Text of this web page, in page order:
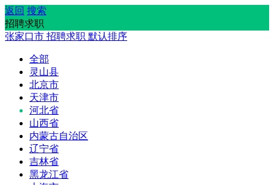
返回 搜索
招聘求职
张家口市 招聘求职 默认排序
全部
灵山县
北京市
天津市
河北省
山西省
内蒙古自治区
辽宁省
吉林省
黑龙江省